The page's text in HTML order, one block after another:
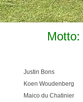
Motto:
Justin Bons
Koen Woudenberg
Maico du Chatinier